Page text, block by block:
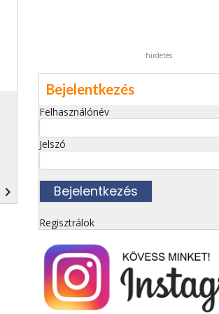
navigate_next
hirdetés
Bejelentkezés
Felhasználónév
Jelszó
Regisztrálok